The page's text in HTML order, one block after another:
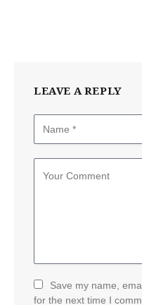
LEAVE A REPLY
Save my name,
for the next time I